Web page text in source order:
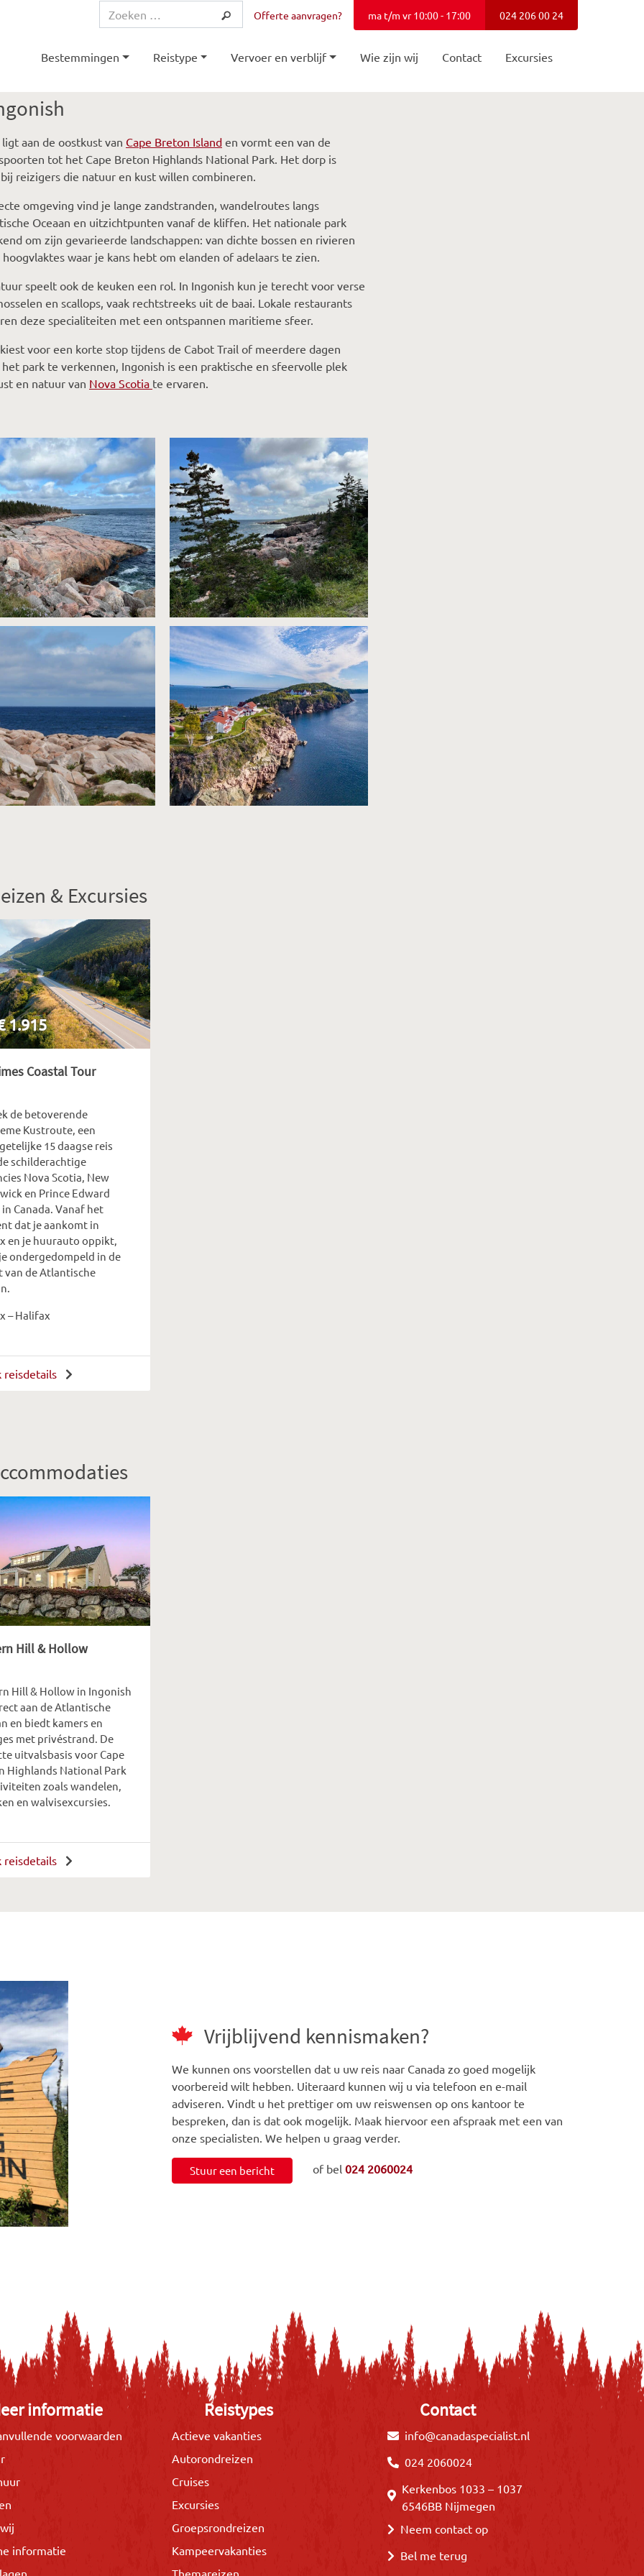
Offerte aanvragen? ma t/m vr 10:00 - 17:00 024 206 00 24
Bestemmingen Reistype Vervoer en verblijf Wie zijn wij Contact Excursies
aan de oostkust van Cape Breton Island en vormt een van de
tot het Cape Breton Highlands National Park. Het dorp is
reizigers die natuur en kust willen combineren.
omgeving vind je lange zandstranden, wandelroutes langs
Oceaan en uitzichtpunten vanaf de kliffen. Het nationale park
om zijn gevarieerde landschappen: van dichte bossen en rivieren
waar je kans hebt om elanden of adelaars te zien.
speelt ook de keuken een rol. In Ingonish kun je terecht voor verse
en scallops, vaak rechtstreeks uit de baai. Lokale restaurants
deze specialiteiten met een ontspannen maritieme sfeer.
voor een korte stop tijdens de Cabot Trail of meerdere dagen
park te verkennen, Ingonish is een praktische en sfeervolle plek
en natuur van Nova Scotia te ervaren.
& Excursies
1.915
Coastal Tour
de betoverende
Kustroute, een
15 daagse reis
schilderachtige
Nova Scotia, New
en Prince Edward
Canada. Vanaf het
dat je aankomt in
en je huurauto oppikt,
ondergedompeld in de
van de Atlantische
– Halifax
reisdetails
Hill & Hollow
Hill & Hollow in Ingonish
aan de Atlantische
en biedt kamers en
met privéstrand. De
uitvalsbasis voor Cape
Highlands National Park
zoals wandelen,
en walvisexcursies.
reisdetails
Vrijblijvend kennismaken?
We kunnen ons voorstellen dat u uw reis naar Canada zo goed mogelijk
voorbereid wilt hebben. Uiteraard kunnen wij u via telefoon en e-mail
adviseren. Vindt u het prettiger om uw reiswensen op ons kantoor te
bespreken, dan is dat ook mogelijk. Maak hiervoor een afspraak met een van
onze specialisten. We helpen u graag verder.
Stuur een bericht of bel 024 2060024
informatie
voorwaarden
informatie
Reistypes
Actieve vakanties
Autorondreizen
Cruises
Excursies
Groepsrondreizen
Kampeervakanties
Themareizen
Contact
info@canadaspecialist.nl
024 2060024
Kerkenbos 1033 – 1037
6546BB Nijmegen
Neem contact op
Bel me terug